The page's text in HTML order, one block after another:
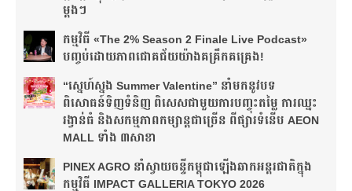
ម្តងៗ​
កម្មវិធី «The 2% Season 2 Finale Live Podcast»
បញ្ចប់ដោយភាពជោគជ័យយ៉ាងគគ្រឹកគគ្រេង!
“ស្នេហ៍ស្នង Summer Valentine” នាំមកនូវបទ
ពិសោធន៍ទិញទំនិញ ពិសេសជាមួយការបញ្ចុះតម្លៃ ការឈ្នះ
រង្វាន់ធំ និងសកម្មភាពកម្សាន្តជាច្រើន ពីផ្សារទំនើប AEON
MALL ទាំង ៣សាខា
PINEX AGRO នាំ​ស្វាយចន្ទី​កម្ពុជា​ឡើង​ឆាក​អន្តរជាតិ​​ក្នុង​
កម្មវិធី​ IMPACT GALLERIA TOKYO 2026